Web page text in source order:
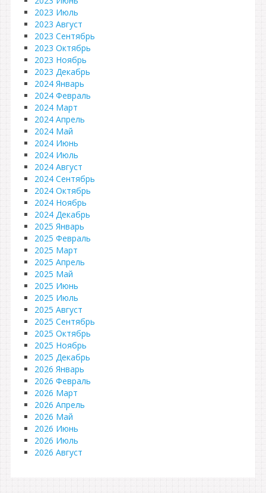
2023 Июль
2023 Август
2023 Сентябрь
2023 Октябрь
2023 Ноябрь
2023 Декабрь
2024 Январь
2024 Февраль
2024 Март
2024 Апрель
2024 Май
2024 Июнь
2024 Июль
2024 Август
2024 Сентябрь
2024 Октябрь
2024 Ноябрь
2024 Декабрь
2025 Январь
2025 Февраль
2025 Март
2025 Апрель
2025 Май
2025 Июнь
2025 Июль
2025 Август
2025 Сентябрь
2025 Октябрь
2025 Ноябрь
2025 Декабрь
2026 Январь
2026 Февраль
2026 Март
2026 Апрель
2026 Май
2026 Июнь
2026 Июль
2026 Август